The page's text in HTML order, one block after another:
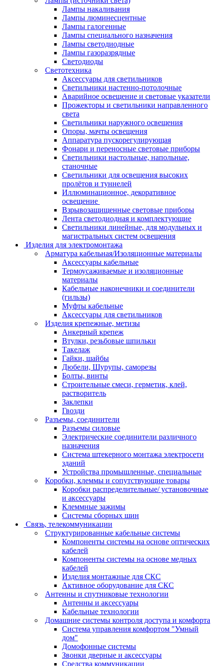
Лампы накаливания
Лампы люминесцентные
Лампы галогенные
Лампы специального назначения
Лампы светодиодные
Лампы газоразрядные
Светодиоды
Светотехника
Аксессуары для светильников
Светильники настенно-потолочные
Аварийное освещение и световые указатели
Прожекторы и светильники направленного
света
Светильники наружного освещения
Опоры, мачты освещения
Аппаратура пускорегулирующая
Фонари и переносные световые приборы
Светильники настольные, напольные,
станочные
Светильники для освещения высоких
пролётов и туннелей
Иллюминационное, декоративное
освещение
Взрывозащищенные световые приборы
Лента светодиодная и комплектующие
Светильники линейные, для модульных и
магистральных систем освещения
Изделия для электромонтажа
Арматура кабельная/Изоляционные материалы
Аксессуары кабельные
Термоусаживаемые и изоляционные
материалы
Кабельные наконечники и соединители
(гильзы)
Муфты кабельные
Аксессуары для светильников
Изделия крепежные, метизы
Анкерный крепеж
Втулки, резьбовые шпильки
Такелаж
Гайки, шайбы
Дюбели, Шурупы, саморезы
Болты, винты
Строительные смеси, герметик, клей,
растворитель
Заклепки
Гвозди
Разъемы, соединители
Разъемы силовые
Электрические соединители различного
назначения
Система штекерного монтажа электросети
зданий
Устройства промышленные, специальные
Коробки, клеммы и сопутствующие товары
Коробки распределительные/ установочные
и аксессуары
Клеммные зажимы
Системы сборных шин
Связь, телекоммуникации
Структурированные кабельные системы
Компоненты системы на основе оптических
кабелей
Компоненты системы на основе медных
кабелей
Изделия монтажные для СКС
Активное оборудование для СКС
Антенны и спутниковые технологии
Антенны и аксессуары
Кабельные технологии
Домашние системы контроля доступа и комфорта
Система управления комфортом "Умный
дом"
Домофонные системы
Звонки дверные и аксессуары
Средства коммуникации